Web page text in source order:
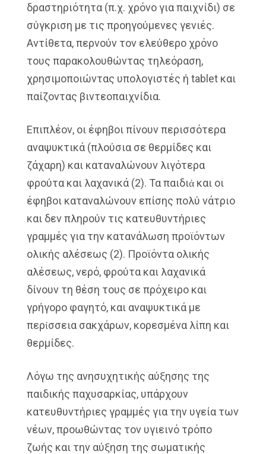
δραστηριότητα (π.χ. χρόνο για παιχνίδι) σε
σύγκριση με τις προηγούμενες γενιές.
Αντίθετα, περνούν τον ελεύθερο χρόνο
τους παρακολουθώντας τηλεόραση,
χρησιμοποιώντας υπολογιστές ή tablet και
παίζοντας βιντεοπαιχνίδια.
Επιπλέον, οι έφηβοι πίνουν περισσότερα
αναψυκτικά (πλούσια σε θερμίδες και
ζάχαρη) και καταναλώνουν λιγότερα
φρούτα και λαχανικά (2). Τα παιδιἀ και οι
έφηβοι καταναλώνουν επίσης πολύ νάτριο
και δεν πληρούν τις κατευθυντήριες
γραμμές για την κατανάλωση προϊόντων
ολικής αλέσεως (2). Προϊόντα ολικής
αλέσεως, νερό, φρούτα και λαχανικά
δίνουν τη θέση τους σε πρόχειρο και
γρήγορο φαγητό, και αναψυκτικά με
περἰσσεια σακχάρων, κορεσμένα λίπη και
θερμίδες.
Λόγω της ανησυχητικής αύξησης της
παιδικής παχυσαρκίας, υπάρχουν
κατευθυντήριες γραμμές για την υγεία των
νέων, προωθώντας τον υγιεινό τρόπο
ζωής και την αύξηση της σωματικής